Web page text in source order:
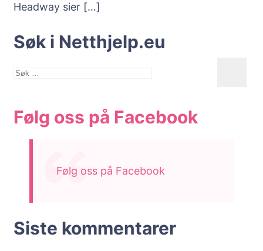
Headway sier […]
Søk i Netthjelp.eu
Søk
Følg oss på Facebook
Følg oss på Facebook
Siste kommentarer